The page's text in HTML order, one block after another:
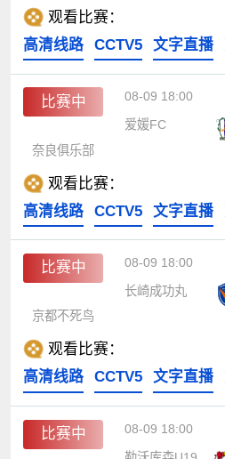
观看比赛：
高清线路
CCTV5 文字直播
比赛中 08-09 18:00
爱媛FC
奈良俱乐部
观看比赛：
高清线路
CCTV5 文字直播
比赛中 08-09 18:00
长崎成功丸
京都不死鸟
观看比赛：
高清线路
CCTV5 文字直播
比赛中 08-09 18:00